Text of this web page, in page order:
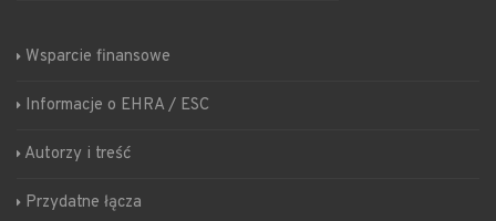
Wsparcie finansowe
Informacje o EHRA / ESC
Autorzy i treść
Przydatne łącza